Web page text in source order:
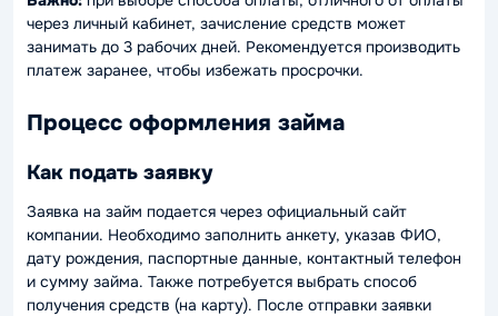
через личный кабинет, зачисление средств может
занимать до 3 рабочих дней. Рекомендуется производить
платеж заранее, чтобы избежать просрочки.
Процесс оформления займа
Как подать заявку
Заявка на займ подается через официальный сайт
компании. Необходимо заполнить анкету, указав ФИО,
дату рождения, паспортные данные, контактный телефон
и сумму займа. Также потребуется выбрать способ
получения средств (на карту). После отправки заявки